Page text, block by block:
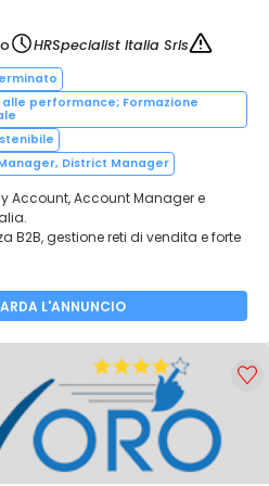
HRSpecialist Italia Srls
performance; Formazione
District Manager
Account, Account Manager e
B2B, gestione reti di vendita e forte
L'ANNUNCIO